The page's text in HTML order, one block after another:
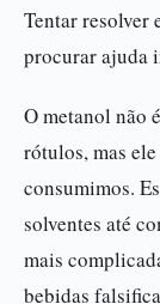
Tentar resolver
procurar ajuda
O metanol não
rótulos, mas
consumimos.
solventes até
mais
bebidas